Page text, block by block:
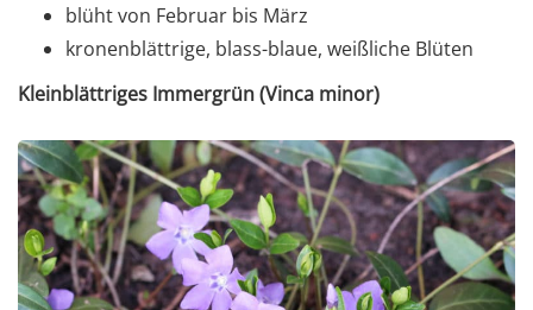
blüht von Februar bis März
kronenblättrige, blass-blaue, weißliche Blüten
Kleinblättriges Immergrün (Vinca minor)